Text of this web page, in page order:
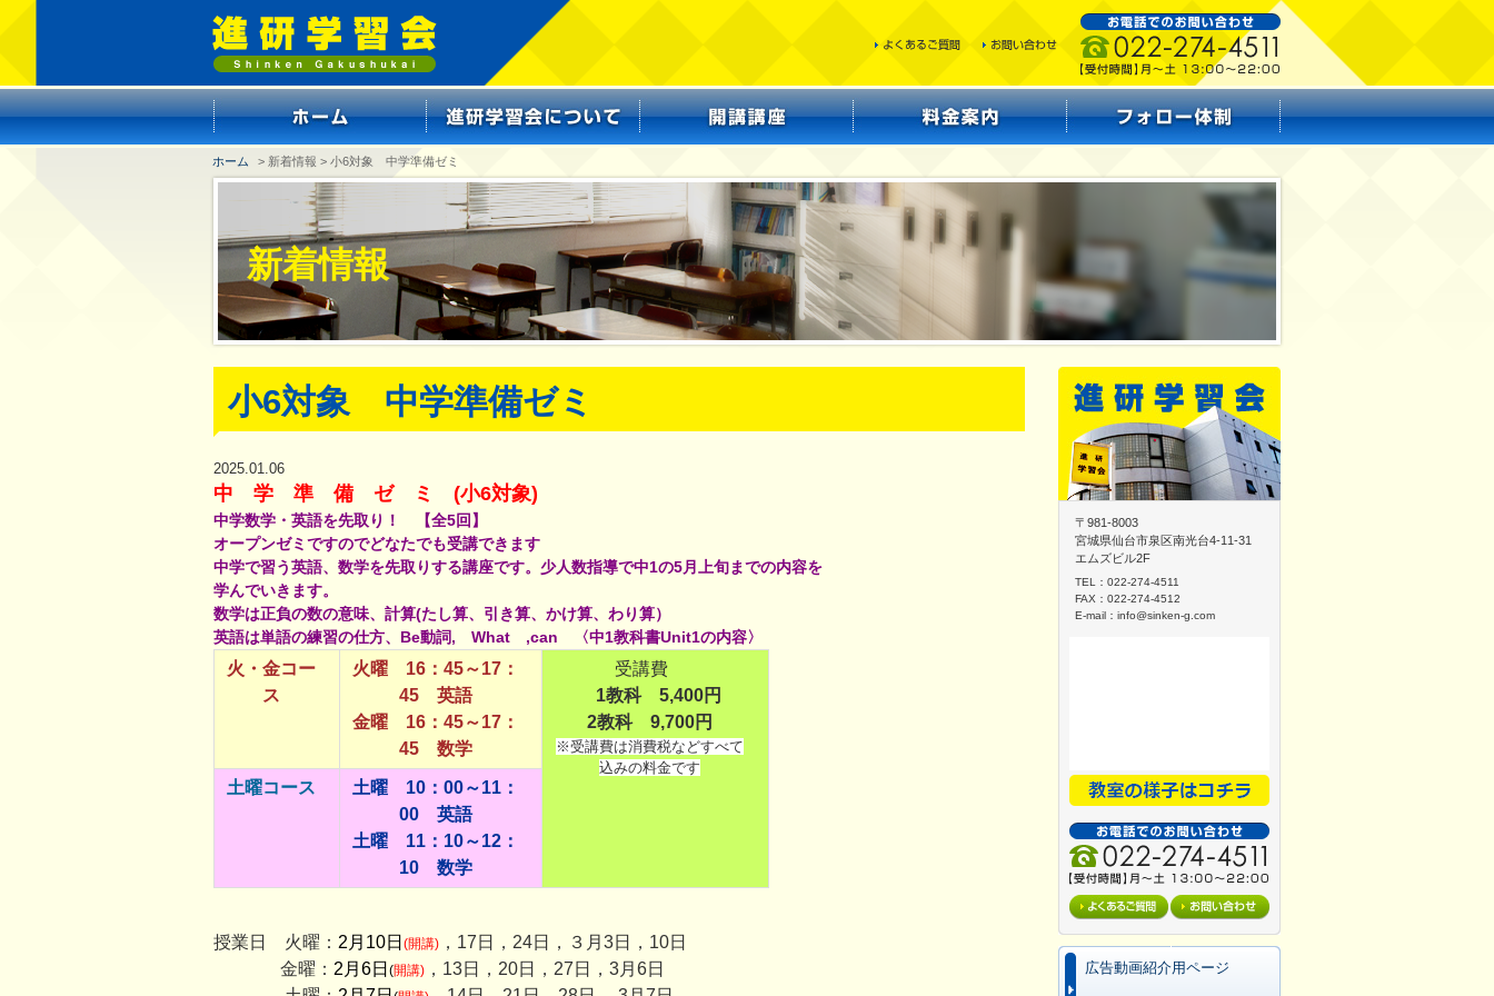
ホーム > 新着情報 > 小6対象 中学準備ゼミ
新着情報
小6対象 中学準備ゼミ
2025.01.06
中 学 準 備 ゼ ミ (小6対象)
中学数学・英語を先取り！ 【全5回】
オープンゼミですのでどなたでも受講できます
中学で習う英語、数学を先取りする講座です。少人数指導で中1の5月上旬までの内容を
学んでいきます。
数学は正負の数の意味、計算(たし算、引き算、かけ算、わり算）
英語は単語の練習の仕方、Be動詞, What ,can 〈中1教科書Unit1の内容〉
火・金コー
ス
火曜 16：45～17：
45 英語
金曜 16：45～17：
45 数学
受講費
1教科 5,400円
2教科 9,700円
※受講費は消費税などすべて
込みの料金です
土曜コース
土曜 10：00～11：
00 英語
土曜 11：10～12：
10 数学
授業日 火曜： 2月10日 (開講) ，17日，24日，３月3日，10日
金曜： 2月6日 (開講) ，13日，20日，27日， 3月6日
〒981-8003
宮城県仙台市泉区南光台4-11-31
エムズビル2F
TEL：022-274-4511
FAX：022-274-4512
E-mail： info@sinken-g.com
広告動画紹介用ページ